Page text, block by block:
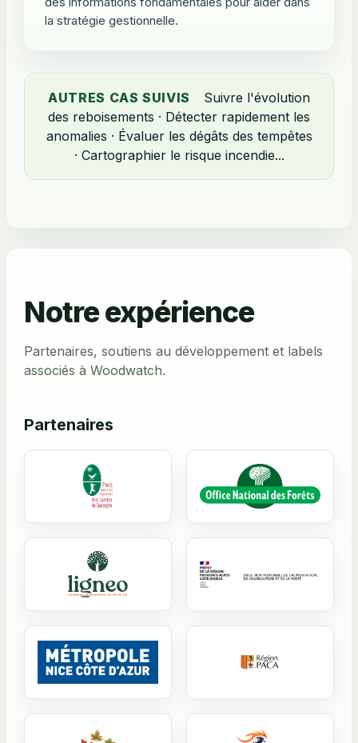
la stratégie gestionnelle.
AUTRES CAS SUIVIS
Suivre l'évolution
des reboisements · Détecter rapidement les
anomalies · Évaluer les dégâts des tempêtes
· Cartographier le risque incendie...
Notre expérience
Partenaires, soutiens au développement et labels
associés à Woodwatch.
Partenaires